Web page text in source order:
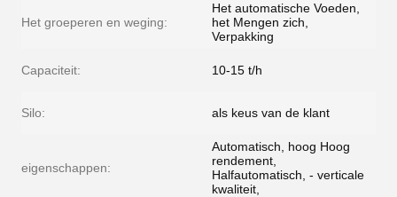
Het groeperen en weging:
Het automatische Voeden,
het Mengen zich,
Verpakking
Capaciteit: 10-15 t/h
Silo: als keus van de klant
eigenschappen:
Automatisch, hoog Hoog
rendement,
Halfautomatisch, - verticale
kwaliteit,